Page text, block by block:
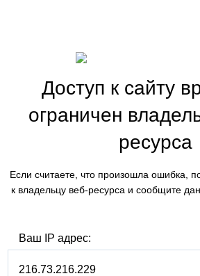
Доступ к сайту
ограничен
ресурса
Если считаете, что произошла ошибка,
к владельцу веб-ресурса и сообщите
Ваш IP адрес:
216.73.216.229